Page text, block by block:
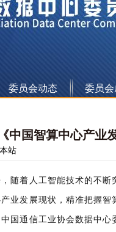
委员会动态
会
委员
准
书
优
秀
《中国智算中心产业
站
随着人工智能技术的不
业发展现状，精准把握
国通信工业协会数据中